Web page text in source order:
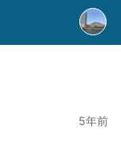
5年前